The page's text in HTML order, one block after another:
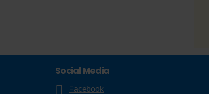
Social Media
Facebook